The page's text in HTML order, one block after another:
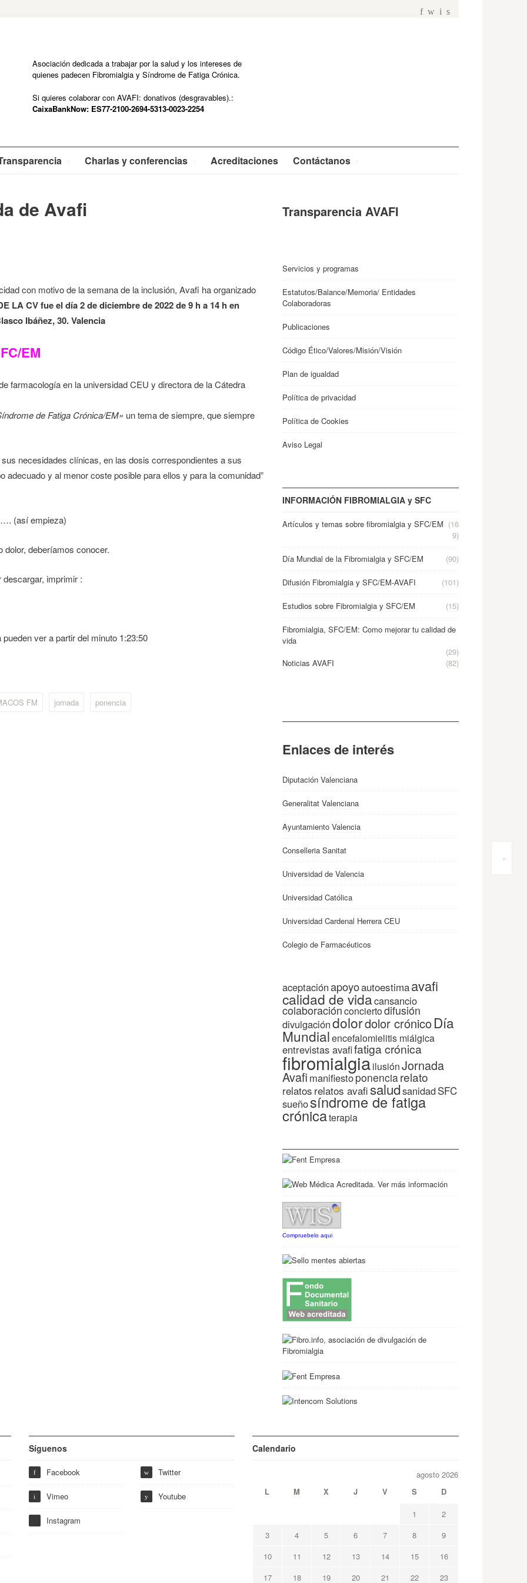
f w i s
Asociación dedicada a trabajar por la salud y los intereses de
quienes padecen Fibromialgia y Síndrome de Fatiga Crónica.
Si quieres colaborar con AVAFI: donativos (desgravables).:
CaixaBankNow: ES77-2100-2694-5313-0023-2254
Charlas y conferencias Acreditaciones Contáctanos
>
de Avafi
con motivo de la semana de la inclusión, Avafi ha organizado
LA CVfue el día 2 de diciembre de 2022 de 9 h a 14 h en
Ibáñez, 30. Valencia
EM
farmacología en la universidad CEU y directora de la Cátedra
de Fatiga Crónica/EM» un tema de siempre, que siempre
necesidades clínicas, en las dosis correspondientes a sus
adecuado y al menor coste posible para ellos y para la comunidad”
(así empieza)
deberíamos conocer.
descargar, imprimir :
pueden ver a partir del minuto 1:23:50
FM jornada ponencia
Transparencia AVAFI
Servicios y programas
Estatutos/Balance/Memoria/ Entidades
Colaboradoras
Publicaciones
Código Ético/Valores/Misión/Visión
Plan de igualdad
Política de privacidad
Política de Cookies
Aviso Legal
INFORMACIÓN FIBROMIALGIA y SFC
Artículos y temas sobre fibromialgia y SFC/EM (16
9)
Día Mundial de la Fibromialgia y SFC/EM (90)
Difusión Fibromialgia y SFC/EM-AVAFI (101)
Estudios sobre Fibromialgia y SFC/EM (15)
Fibromialgia, SFC/EM: Como mejorar tu calidad de
vida
(29)
Noticias AVAFI
(82)
Enlaces de interés
Diputación Valenciana
Generalitat Valenciana
Ayuntamiento Valencia
Conselleria Sanitat
Universidad de Valencia
Universidad Católica
Universidad Cardenal Herrera CEU
Colegio de Farmacéuticos
aceptaciónapoyoautoestimaavafi
calidad de vidacansancio
colaboraciónconciertodifusión
divulgacióndolordolor crónicoDía
Mundialencefalomielitis miálgica
entrevistas avafifatiga crónica
fibromialgiailusiónJornada
Avafi manifiestoponenciarelato
relatos relatos avafisaludsanidadSFC
sueñosíndrome de fatiga
crónicaterapia
Compruebelo aqui
Síguenos
f Facebook w Twitter
i Vimeo y Youtube
Instagram
Calendario
agosto 2026
L
M X J V S
D
1
2
3
4 5 6 7 8
9
10
11 12 13 14 15
16
17
18 19 20 21 22 23